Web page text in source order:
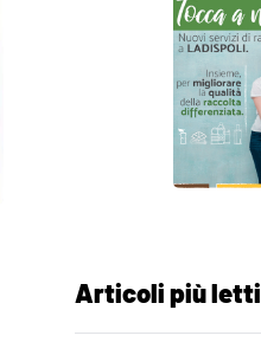
Articoli più letti